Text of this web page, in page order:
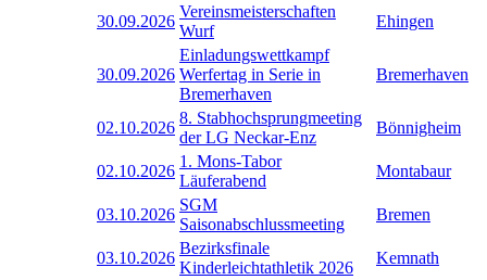
30.09.2026
Vereinsmeisterschaften
Wurf
Ehingen
30.09.2026
Einladungswettkampf
Werfertag in Serie in
Bremerhaven
Bremerhaven
02.10.2026
8. Stabhochsprungmeeting
der LG Neckar-Enz
Bönnigheim
02.10.2026
1. Mons-Tabor
Läuferabend
Montabaur
03.10.2026
SGM
Saisonabschlussmeeting
Bremen
03.10.2026
Bezirksfinale
Kinderleichtathletik 2026
Kemnath